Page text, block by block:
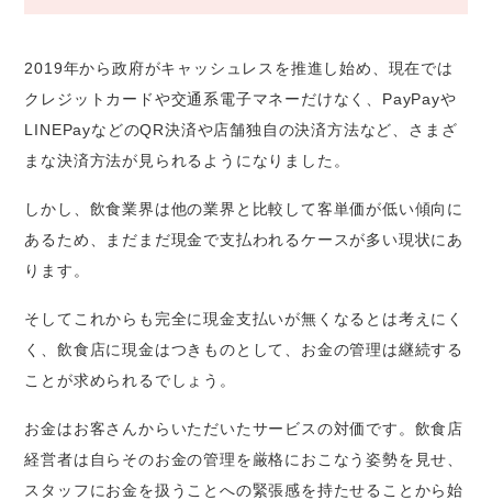
2019年から政府がキャッシュレスを推進し始め、現在では
クレジットカードや交通系電子マネーだけなく、PayPayや
LINEPayなどのQR決済や店舗独自の決済方法など、さまざ
まな決済方法が見られるようになりました。
しかし、飲食業界は他の業界と比較して客単価が低い傾向に
あるため、まだまだ現金で支払われるケースが多い現状にあ
ります。
そしてこれからも完全に現金支払いが無くなるとは考えにく
く、飲食店に現金はつきものとして、お金の管理は継続する
ことが求められるでしょう。
お金はお客さんからいただいたサービスの対価です。飲食店
経営者は自らそのお金の管理を厳格におこなう姿勢を見せ、
スタッフにお金を扱うことへの緊張感を持たせることから始